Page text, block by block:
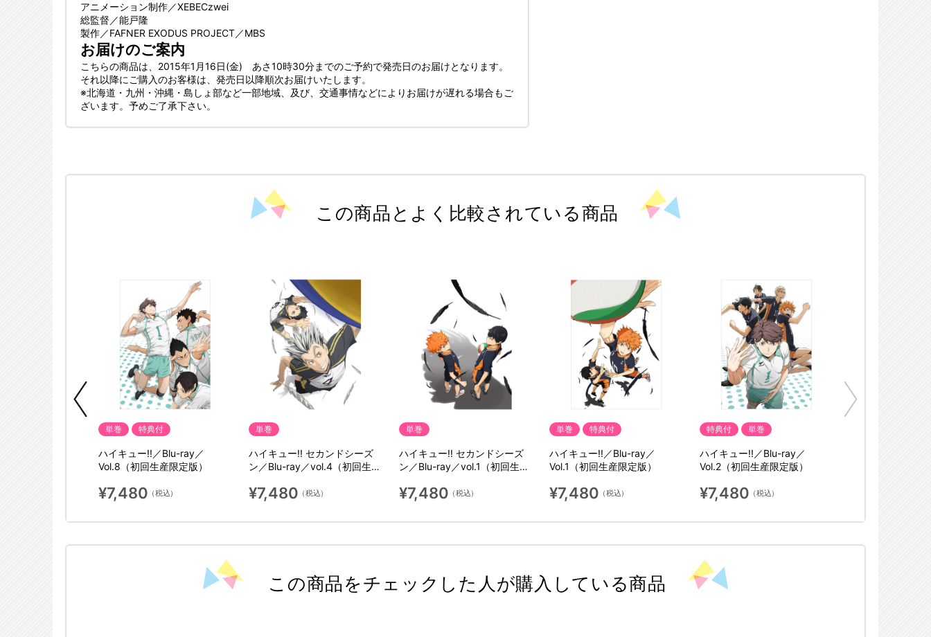
アニメーション制作／XEBECzwei
総監督／能戸隆
製作／FAFNER EXODUS PROJECT／MBS
お届けのご案内
こちらの商品は、 2015年1月16日(金) あさ10時30分までのご予約で発売日のお届けとなります。
それ以降にご購入のお客様は、発売日以降順次お届けいたします。
※北海道・九州・沖縄・島しょ部など一部地域、及び、交通事情などによりお届けが遅れる場合もご
ざいます。予めご了承下さい。
この商品とよく比較されている商品
単巻 特典付
ハイキュー!!／Blu-ray／
Vol.8（初回生産限定版）
¥7,480 （税込）
単巻
ハイキュー!! セカンドシーズ
ン／Blu-ray／vol.4（初回生産
¥7,480 （税込）
単巻
ハイキュー!! セカンドシーズ
ン／Blu-ray／vol.1（初回生産
¥7,480 （税込）
単巻 特典付
ハイキュー!!／Blu-ray／
Vol.1（初回生産限定版）
¥7,480 （税込）
特典付 単巻
ハイキュー!!／Blu-ray／
Vol.2（初回生産限定版）
¥7,480 （税込）
この商品をチェックした人が購入している商品